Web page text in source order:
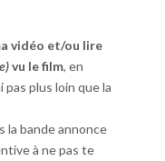
vidéo et/ou lire
vu le film, en
pas plus loin que la
la bande annonce
à ne pas te